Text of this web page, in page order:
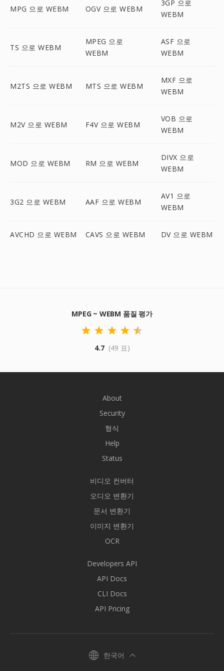
MPG 으로 WEBM OGV 으로 WEBM
3GP 으로
WEBM
TS 으로 WEBM
MPEG 으로
WEBM
ASF 으로
WEBM
M2TS 으로 WEBM MTS 으로 WEBM
MXF 으로
WEBM
M2V 으로 WEBM F4V 으로 WEBM
VOB 으로
WEBM
MOD 으로 WEBM RM 으로 WEBM
DIVX 으로
WEBM
3G2 으로 WEBM AAF 으로 WEBM
AV1 으로
WEBM
AVCHD 으로 WEBM CAVS 으로 WEBM DV 으로 WEBM
MPEG ~ WEBM 품질 평가
4.7 (49 표)
About
Security
형식
Help
Status
비디오 컨버터
오디오 변환기
문서 변환기
이미지 변환기
OCR
Developers API
API Docs
CLI Docs
API Pricing
한국어